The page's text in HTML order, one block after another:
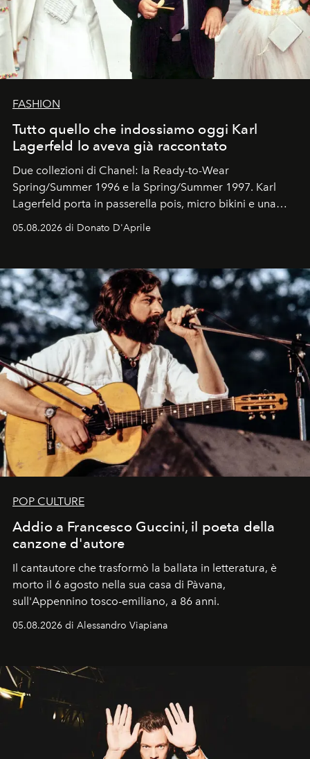
FASHION
Tutto quello che indossiamo oggi Karl
Lagerfeld lo aveva già raccontato
Due collezioni di Chanel: la Ready-to-Wear
Spring/Summer 1996 e la Spring/Summer 1997. Karl
Lagerfeld porta in passerella pois, micro bikini e una
logomania pensata per la spiaggia
Kate, Claudia e Carla una dietro l'altra. Trent'anni dopo,
uno dei documenti più contemporanei che abbiamo.
05.08.2026 di Donato D'Aprile
POP CULTURE
Addio a Francesco Guccini, il poeta della
canzone d'autore
Il cantautore che trasformò la ballata in letteratura, è
morto il 6 agosto nella sua casa di Pàvana,
sull'Appennino tosco-emiliano, a 86 anni.
05.08.2026 di Alessandro Viapiana